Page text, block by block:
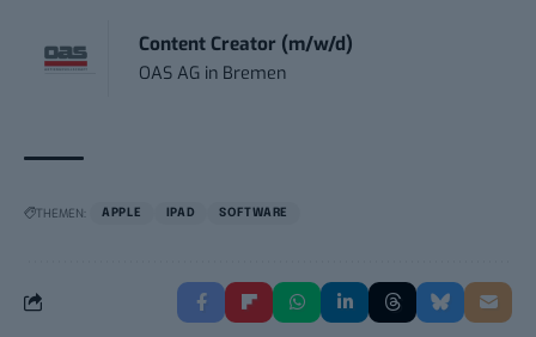
Content Creator (m/w/d)
OAS AG in Bremen
THEMEN: APPLE IPAD SOFTWARE